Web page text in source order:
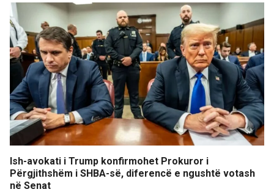
Ish-avokati i Trump konfirmohet Prokuror i
Përgjithshëm i SHBA-së, diferencë e ngushtë votash
në Senat